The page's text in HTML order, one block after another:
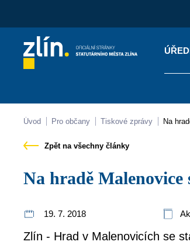
Kontakty
Úvod Pro občany Tiskové zprávy Na
Zpět na všechny články
Na hradě
19. 7. 2018
Zlín - Hrad v Malenovicích se